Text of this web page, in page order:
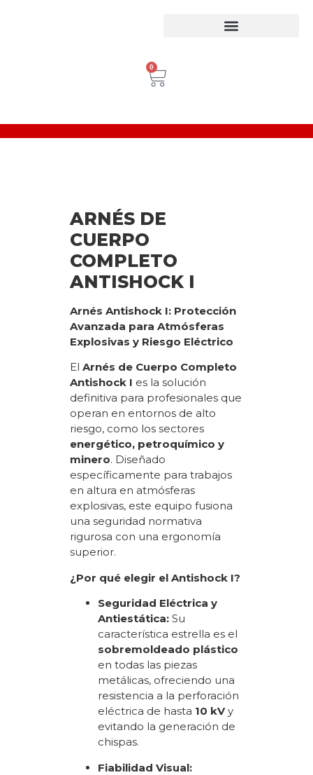
0
ARNÉS DE
CUERPO
COMPLETO
ANTISHOCK I
Arnés Antishock I: Protección
Avanzada para Atmósferas
Explosivas y Riesgo Eléctrico
El Arnés de Cuerpo Completo
Antishock I es la solución
definitiva para profesionales que
operan en entornos de alto
riesgo, como los sectores
energético, petroquímico y
minero. Diseñado
específicamente para trabajos
en altura en atmósferas
explosivas, este equipo fusiona
una seguridad normativa
rigurosa con una ergonomía
superior.
¿Por qué elegir el Antishock I?
Seguridad Eléctrica y
Antiestática: Su
característica estrella es el
sobremoldeado plástico
en todas las piezas
metálicas, ofreciendo una
resistencia a la perforación
eléctrica de hasta 10 kVy
evitando la generación de
chispas.
Fiabilidad Visual: